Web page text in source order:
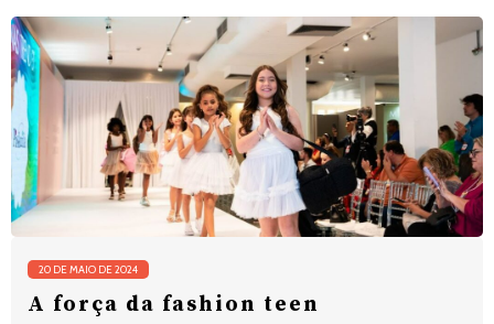
20 DE MAIO DE 2024
A força da fashion teen